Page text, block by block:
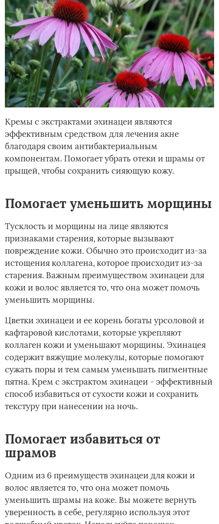
Кремы с экстрактами эхинацеи являются
эффективным средством для лечения акне
благодаря своим антибактериальным
компонентам. Помогает убрать отеки и шрамы от
прыщей, чтобы сохранить сияющую кожу.
Помогает уменьшить морщины
Тусклость и морщины на лице являются
признаками старения, которые вызывают
повреждение кожи. Обычно это происходит из-за
истощения коллагена, которое происходит из-за
старения. Важным преимуществом эхинацеи для
кожи и волос является то, что она может помочь
уменьшить морщины.
Цветки эхинацеи и ее корень богаты урсоловой и
кафтаровой кислотами, которые укрепляют
коллаген кожи и уменьшают морщины. Эхинацея
содержит вяжущие молекулы, которые помогают
сужать поры и тем самым уменьшать пигментные
пятна. Крем с экстрактом эхинацеи - эффективный
способ избавиться от сухости кожи и сохранить
текстуру при нанесении на ночь.
Помогает избавиться от
шрамов
Одним из 6 преимуществ эхинацеи для кожи и
волос является то, что она может помочь
уменьшить шрамы на коже. Вы можете вернуть
уверенность в себе, регулярно используя этот